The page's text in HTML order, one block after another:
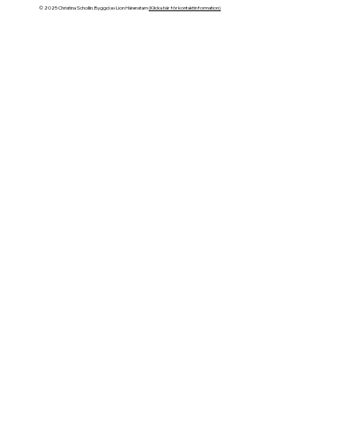
© 2025 Christina Schollin. Byggd av Lion Härenstam(Klicka här för kontaktinformation)